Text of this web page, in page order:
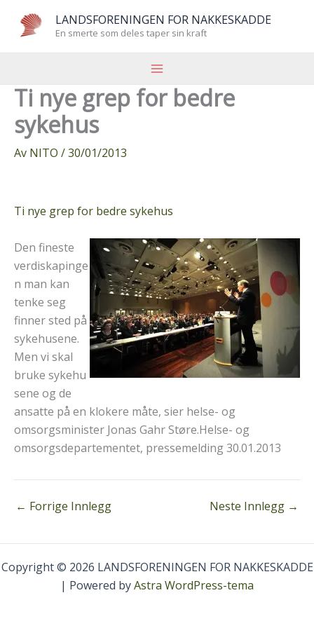
LANDSFORENINGEN FOR NAKKESKADDE
En smerte som deles taper sin kraft
Ti nye grep for bedre
sykehus
Av NITO /30/01/2013
Ti nye grep for bedre sykehus
Den fineste
verdiskapinge
n man kan
tenke seg
finner sted på
sykehusene.
Men vi skal
bruke sykehu
sene og de
ansatte på en klokere måte, sier helse- og
omsorgsminister Jonas Gahr Støre.Helse- og
omsorgsdepartementet, pressemelding 30.01.2013
← Forrige Innlegg Neste Innlegg →
Copyright © 2026 LANDSFORENINGEN FOR NAKKESKADDE
| Powered byAstra WordPress-tema